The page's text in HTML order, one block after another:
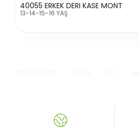
40055 ERKEK DERI KASE MONT
13-14-15-16 YAŞ